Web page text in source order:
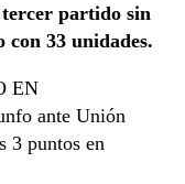
partido sin
con 33 unidades.
EN
ante Unión
3 puntos en